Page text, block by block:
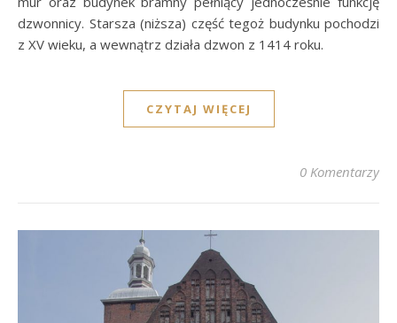
dzwonnicy. Starsza (niższa) część tegoż budynku pochodzi
z XV wieku, a wewnątrz działa dzwon z 1414 roku.
CZYTAJ WIĘCEJ
0 Komentarzy